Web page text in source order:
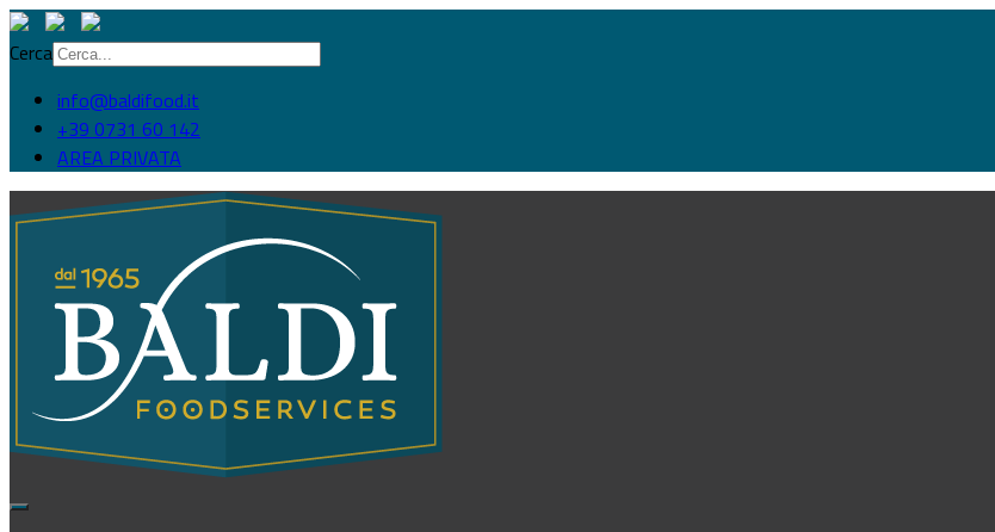
Cerca
info@baldifood.it
+39 0731 60 142
AREA PRIVATA